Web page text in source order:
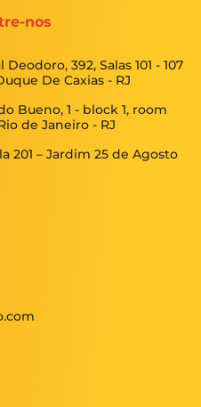
nos
392, Salas 101 - 107
De Caxias - RJ
Bueno, 1 - block 1, room
de Janeiro - RJ
201 – Jardim 25 de Agosto